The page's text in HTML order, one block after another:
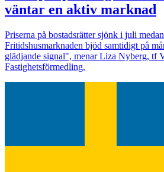
väntar en aktiv marknad
Priserna på bostadsrätter sjönk i juli
Fritidshusmarknaden bjöd samtidigt på
glädjande signal", menar Liza Nyberg, tf
Fastighetsförmedling.